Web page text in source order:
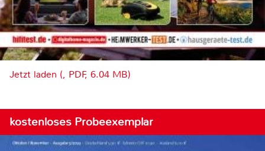
Jetzt laden (, PDF, 6.04 MB)
kostenloses Probeexemplar